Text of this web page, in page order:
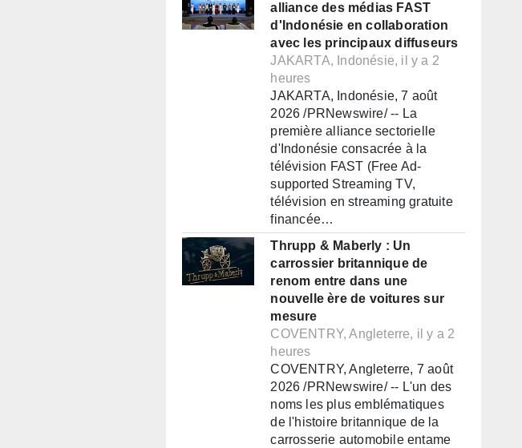
alliance des médias FAST
d'Indonésie en collaboration
avec les principaux diffuseurs
JAKARTA, Indonésie, il y a 2
heures
JAKARTA, Indonésie, 7 août
2026 /PRNewswire/ -- La
première alliance sectorielle
d'Indonésie consacrée à la
télévision FAST (Free Ad-
supported Streaming TV,
télévision en streaming gratuite
financée…
Thrupp & Maberly : Un
carrossier britannique de
renom entre dans une
nouvelle ère de voitures sur
mesure
COVENTRY, Angleterre, il y a 2
heures
COVENTRY, Angleterre, 7 août
2026 /PRNewswire/ -- L'un des
noms les plus emblématiques
de l'histoire britannique de la
carrosserie automobile entame